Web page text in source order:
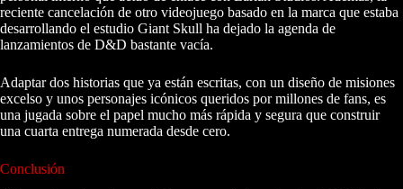
reciente cancelación de otro videojuego basado en la marca que estaba
desarrollando el estudio Giant Skull ha dejado la agenda de
lanzamientos de D&D bastante vacía.
Adaptar dos historias que ya están escritas, con un diseño de misiones
excelso y unos personajes icónicos queridos por millones de fans, es
una jugada sobre el papel mucho más rápida y segura que construir
una cuarta entrega numerada desde cero.
Conclusión